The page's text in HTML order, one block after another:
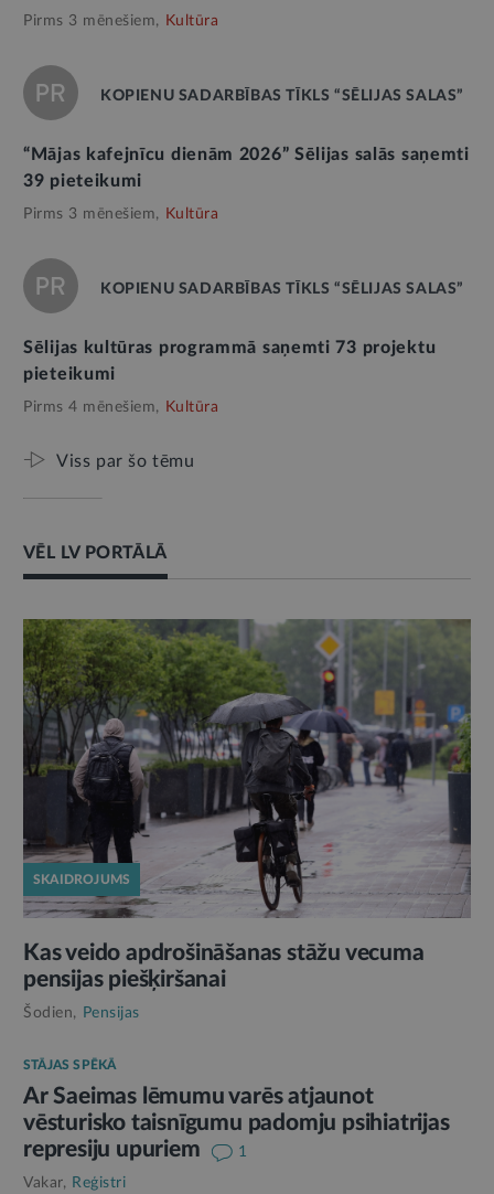
Pirms 3 mēnešiem, Kultūra
KOPIENU SADARBĪBAS TĪKLS “SĒLIJAS SALAS”
“Mājas kafejnīcu dienām 2026” Sēlijas salās saņemti
39 pieteikumi
Pirms 3 mēnešiem, Kultūra
KOPIENU SADARBĪBAS TĪKLS “SĒLIJAS SALAS”
Sēlijas kultūras programmā saņemti 73 projektu
pieteikumi
Pirms 4 mēnešiem, Kultūra
Viss par šo tēmu
VĒL LV PORTĀLĀ
SKAIDROJUMS
Kas veido apdrošināšanas stāžu vecuma
pensijas piešķiršanai
Šodien, Pensijas
STĀJAS SPĒKĀ
Ar Saeimas lēmumu varēs atjaunot
vēsturisko taisnīgumu padomju psihiatrijas
represiju upuriem
1
Vakar, Reģistri